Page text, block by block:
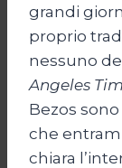
grandi
proprio
nessuno
Angeles
Bezos
che
chiara